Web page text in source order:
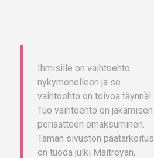
Ihmisille on vaihtoehto
nykymenolleen ja se
vaihtoehto on toivoa täynnä!
Tuo vaihtoehto on jakamisen
periaatteen omaksuminen.
Tämän sivuston päätarkoitus
on tuoda julki Maitreyan,